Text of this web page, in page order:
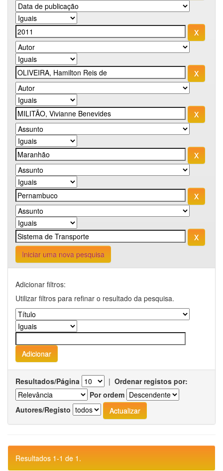
Iniciar uma nova pesquisa
Adicionar filtros:
Utilizar filtros para refinar o resultado da pesquisa.
Resultados/Página | Ordenar registos por:
Por ordem
Autores/Registo
Resultados 1-1 de 1.